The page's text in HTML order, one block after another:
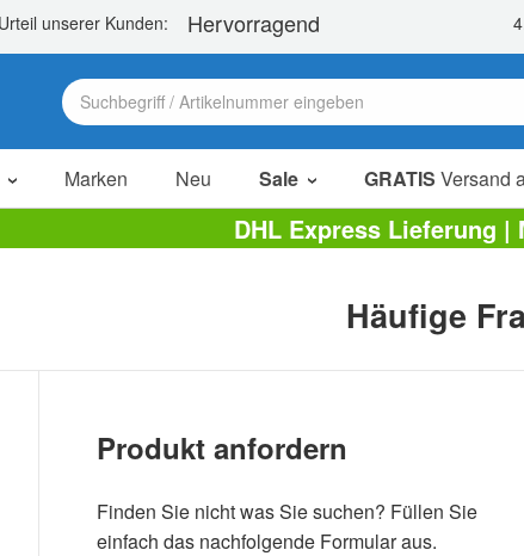
Marken Neu Sale GRATIS Versand
DHL Express Lieferung
Häufige
Produkt anfordern
Finden Sie nicht was Sie suchen? Füllen Sie
einfach das nachfolgende Formular aus.